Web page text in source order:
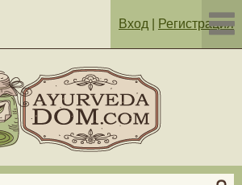
Вход Регистрация